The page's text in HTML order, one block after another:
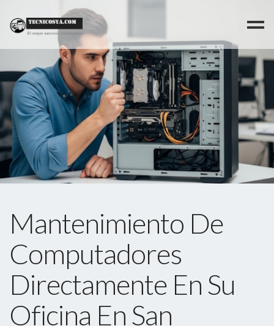
Mantenimiento De
Computadores
Directamente En Su
Oficina En San